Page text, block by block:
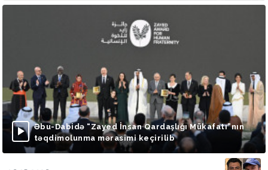
Əbu-Dabidə “Zayed İnsan Qardaşlığı Mükafatı”nın
təqdimolunma mərasimi keçirilib